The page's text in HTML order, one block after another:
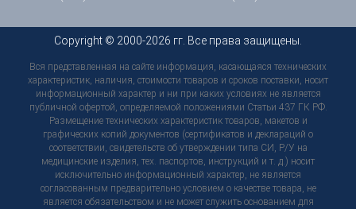
Copyright © 2000-2026 гг. Все права защищены.
Вся представленная на сайте информация, касающаяся технических
характеристик, наличия, стоимости товаров и сроков поставки, носит
информационный характер и ни при каких условиях не является
публичной офертой, определяемой положениями Статьи 437 ГК РФ.
Размещение технических характеристик товаров, макетов и
графических копий документов (сертификатов и деклараций о
соответствии, свидетельств об утверждении типа СИ, Р/У на
медицинские изделия, тех. паспортов, инструкций и т. д.) носит
исключительно информационный характер, не является
согласованным предварительно условием о качестве товара, не
является обязательством и не может служить основанием для